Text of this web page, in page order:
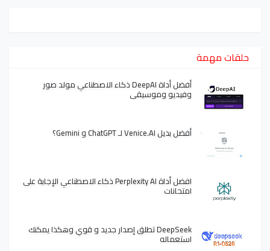
حلقات مهمة
أفضل أداة DeepAI ذكاء الاصطناعي مولد صور
وفيديو وموسيقى
أفضل بديل Venice.AI لـ ChatGPT و Gemini؟
افضل أداة Perplexity AI ذكاء الاصطناعي الإجابة على
امتحانات
DeepSeek تطلق إصدار جديد و قوي وهكذا يمكنك
استعماله